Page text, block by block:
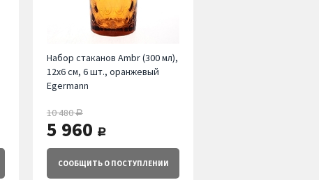
Набор стаканов Ambr (300 мл),
12х6 см, 6 шт., оранжевый
Egermann
10 480руб.
5 960 руб.
СООБЩИТЬО ПОСТУПЛЕНИИ